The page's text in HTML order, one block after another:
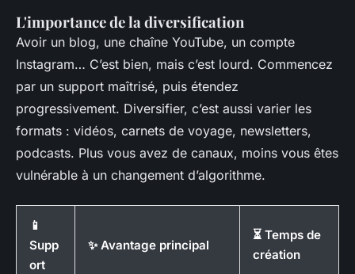
L'importance de la diversification
Avoir un blog, une chaîne YouTube, un compte
Instagram… C’est bien, mais c’est lourd. Commencez
par un support maîtrisé, puis étendez
progressivement. Diversifier, c’est aussi varier les
formats : vidéos, carnets de voyage, newsletters,
podcasts. Plus vous avez de canaux, moins vous êtes
vulnérable à un changement d’algorithme.
📱
Supp
ort
✨ Avantage principal
⏳ Temps de
création